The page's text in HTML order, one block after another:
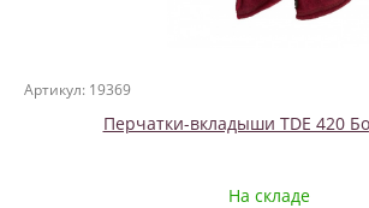
Артикул: 19369
Перчатки-вкладыши TDE 420
На складе